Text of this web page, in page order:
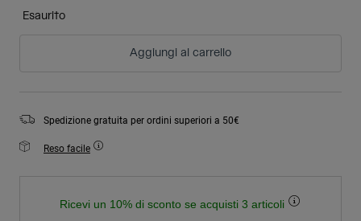
Esaurito
Aggiungi al carrello
Spedizione gratuita per ordini superiori a 50€
Reso facile
Ricevi un 10% di sconto se acquisti 3 articoli